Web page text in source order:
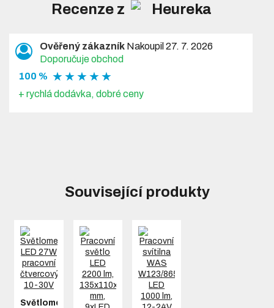
Recenze z
Ověřený zákazník Nakoupil 27. 7. 2026
Doporučuje obchod
100 % ★ ★ ★ ★ ★
+ rychlá dodávka, dobré ceny
Související produkty
Světlomet